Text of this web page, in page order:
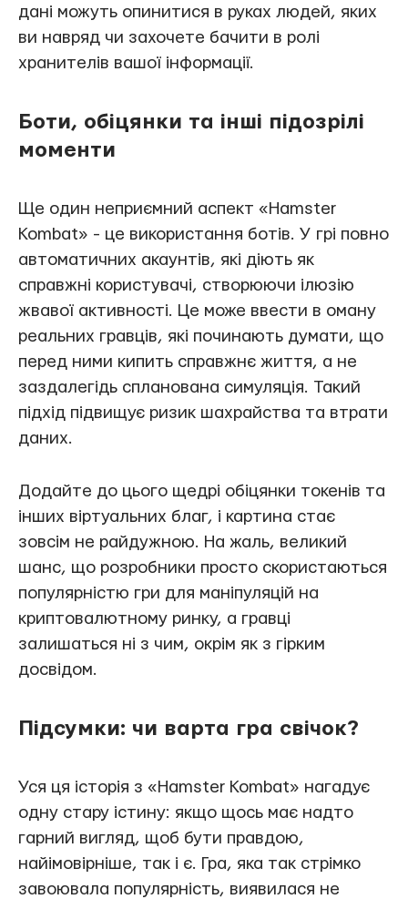
дані можуть опинитися в руках людей, яких
ви навряд чи захочете бачити в ролі
хранителів вашої інформації.
Боти, обіцянки та інші підозрілі
моменти
Ще один неприємний аспект «Hamster
Kombat» - це використання ботів. У грі повно
автоматичних акаунтів, які діють як
справжні користувачі, створюючи ілюзію
жвавої активності. Це може ввести в оману
реальних гравців, які починають думати, що
перед ними кипить справжнє життя, а не
заздалегідь спланована симуляція. Такий
підхід підвищує ризик шахрайства та втрати
даних.
Додайте до цього щедрі обіцянки токенів та
інших віртуальних благ, і картина стає
зовсім не райдужною. На жаль, великий
шанс, що розробники просто скористаються
популярністю гри для маніпуляцій на
криптовалютному ринку, а гравці
залишаться ні з чим, окрім як з гірким
досвідом.
Підсумки: чи варта гра свічок?
Уся ця історія з «Hamster Kombat» нагадує
одну стару істину: якщо щось має надто
гарний вигляд, щоб бути правдою,
найімовірніше, так і є. Гра, яка так стрімко
завоювала популярність, виявилася не